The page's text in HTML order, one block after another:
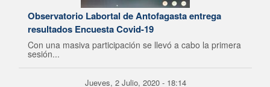
Observatorio Labortal de Antofagasta entrega
resultados Encuesta Covid-19
Con una masiva participación se llevó a cabo la primera
sesión...
Jueves, 2 Julio, 2020 - 18:14